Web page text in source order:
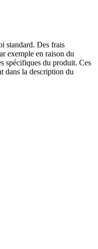
standard. Des frais
exemple en raison du
spécifiques du produit. Ces
dans la description du